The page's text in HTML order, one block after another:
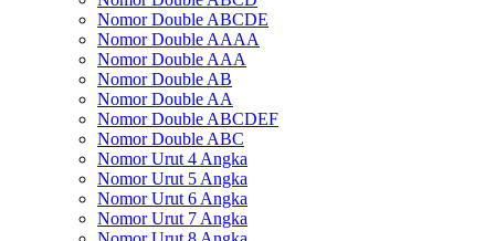
Nomor Double ABCDE
Nomor Double AAAA
Nomor Double AAA
Nomor Double AB
Nomor Double AA
Nomor Double ABCDEF
Nomor Double ABC
Nomor Urut 4 Angka
Nomor Urut 5 Angka
Nomor Urut 6 Angka
Nomor Urut 7 Angka